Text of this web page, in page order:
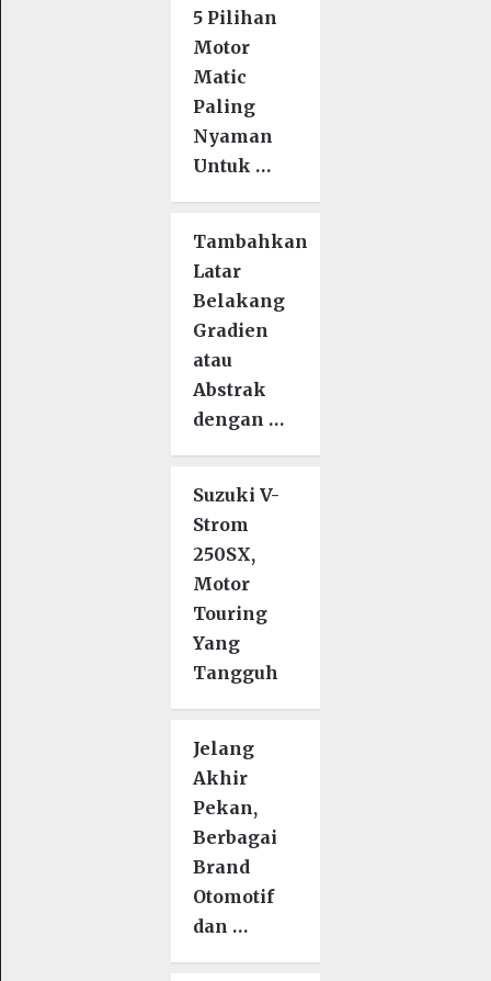
5 Pilihan
Motor
Matic
Paling
Nyaman
Untuk …
Tambahkan
Latar
Belakang
Gradien
atau
Abstrak
dengan …
Suzuki V-
Strom
250SX,
Motor
Touring
Yang
Tangguh
Jelang
Akhir
Pekan,
Berbagai
Brand
Otomotif
dan …